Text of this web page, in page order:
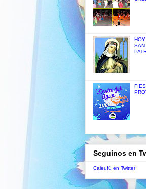
Seguinos en
Caleufú en Twitter